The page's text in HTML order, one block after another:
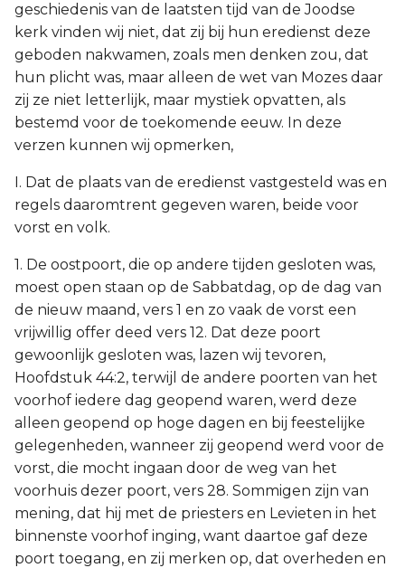
geschiedenis van de laatsten tijd van de Joodse
kerk vinden wij niet, dat zij bij hun eredienst deze
geboden nakwamen, zoals men denken zou, dat
hun plicht was, maar alleen de wet van Mozes daar
zij ze niet letterlijk, maar mystiek opvatten, als
bestemd voor de toekomende eeuw. In deze
verzen kunnen wij opmerken,
I. Dat de plaats van de eredienst vastgesteld was en
regels daaromtrent gegeven waren, beide voor
vorst en volk.
1. De oostpoort, die op andere tijden gesloten was,
moest open staan op de Sabbatdag, op de dag van
de nieuw maand, vers 1 en zo vaak de vorst een
vrijwillig offer deed vers 12. Dat deze poort
gewoonlijk gesloten was, lazen wij tevoren,
Hoofdstuk 44:2, terwijl de andere poorten van het
voorhof iedere dag geopend waren, werd deze
alleen geopend op hoge dagen en bij feestelijke
gelegenheden, wanneer zij geopend werd voor de
vorst, die mocht ingaan door de weg van het
voorhuis dezer poort, vers 28. Sommigen zijn van
mening, dat hij met de priesters en Levieten in het
binnenste voorhof inging, want daartoe gaf deze
poort toegang, en zij merken op, dat overheden en